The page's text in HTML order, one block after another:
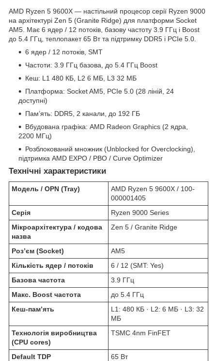
AMD Ryzen 5 9600X — настільний процесор серії Ryzen 9000
на архітектурі Zen 5 (Granite Ridge) для платформи Socket
AM5. Має 6 ядер / 12 потоків, базову частоту 3.9 ГГц і Boost
до 5.4 ГГц, теплопакет 65 Вт та підтримку DDR5 і PCIe 5.0.
6 ядер / 12 потоків, SMT
Частоти: 3.9 ГГц базова, до 5.4 ГГц Boost
Кеш: L1 480 КБ, L2 6 МБ, L3 32 МБ
Платформа: Socket AM5, PCIe 5.0 (28 ліній, 24
доступні)
Пам’ять: DDR5, 2 канали, до 192 ГБ
Вбудована графіка: AMD Radeon Graphics (2 ядра,
2200 МГц)
Розблокований множник (Unblocked for Overclocking),
підтримка AMD EXPO / PBO / Curve Optimizer
Технічні характеристики
Модель / OPN (Tray)
AMD Ryzen 5 9600X / 100-
000001405
Серія
Ryzen 9000 Series
Мікроархітектура / кодова
назва
Zen 5 / Granite Ridge
Роз’єм (Socket)
AM5
Кількість ядер / потоків
6 / 12 (SMT: Yes)
Базова частота
3.9 ГГц
Макс. Boost частота
до 5.4 ГГц
Кеш-пам’ять
L1: 480 КБ · L2: 6 МБ · L3: 32
МБ
Технологія виробництва
(CPU cores)
TSMC 4nm FinFET
Default TDP 65 Вт